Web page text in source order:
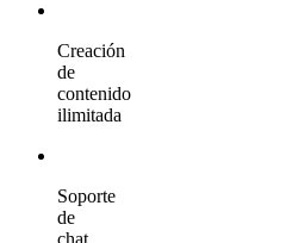
Creación
de
contenido
ilimitada
Soporte
de
chat